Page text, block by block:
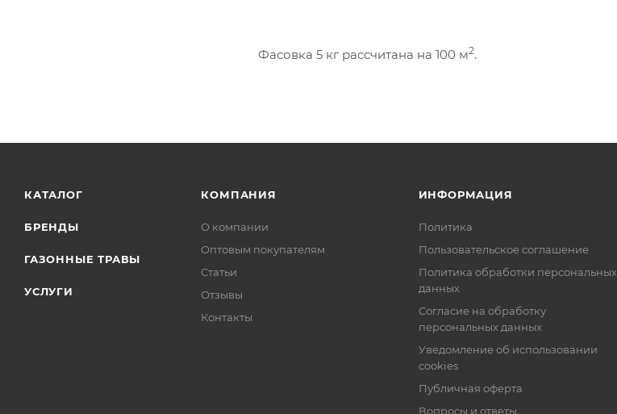
Фасовка 5 кг рассчитана на 100 м2.
КАТАЛОГ
БРЕНДЫ
ГАЗОННЫЕ ТРАВЫ
УСЛУГИ
КОМПАНИЯ
О компании
Оптовым покупателям
Статьи
Отзывы
Контакты
ИНФОРМАЦИЯ
Политика
Пользовательское соглашение
Политика обработки персональных
данных
Согласие на обработку
персональных данных
Уведомление об использовании
cookies
Публичная оферта
Вопросы и ответы